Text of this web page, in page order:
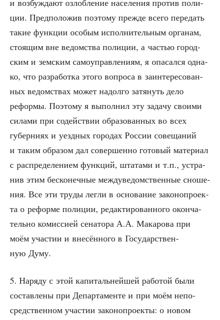
и воз­буж­да­ют озлоб­ле­ние насе­ле­ния про­тив поли­
ции. Пред­по­ло­жив поэто­му преж­де все­го пере­дать
такие функ­ции осо­бым испол­ни­тель­ным орга­нам,
сто­я­щим вне ведом­ства поли­ции, а частью город­
ским и зем­ским само­управ­ле­ни­ям, я опа­сал­ся одна­
ко, что раз­ра­бот­ка это­го вопро­са в заин­те­ре­со­ван­
ных ведом­ствах может надол­го затя­нуть дело
рефор­мы. Поэто­му я выпол­нил эту зада­чу сво­и­ми
сила­ми при содей­ствии обра­зо­ван­ных во всех
губер­ни­ях и уезд­ных горо­дах Рос­сии сове­ща­ний
и таким обра­зом дал совер­шен­но гото­вый мате­ри­ал
с рас­пре­де­ле­ни­ем функ­ций, шта­та­ми и т.п., устра­
нив этим бес­ко­неч­ные меж­ду­ве­дом­ствен­ные сно­ше­
ния. Все эти тру­ды лег­ли в осно­ва­ние зако­но­про­ек­
та о рефор­ме поли­ции, редак­ти­ро­ван­но­го окон­ча­
тель­но комис­си­ей сена­то­ра А.А. Мака­ро­ва при
моём уча­стии и вне­сён­но­го в Госу­дар­ствен­
ную Думу.
5. Наря­ду с этой капи­таль­ней­шей рабо­той были
состав­ле­ны при Депар­та­мен­те и при моём непо­
сред­ствен­ном уча­стии зако­но­про­ек­ты: о новом